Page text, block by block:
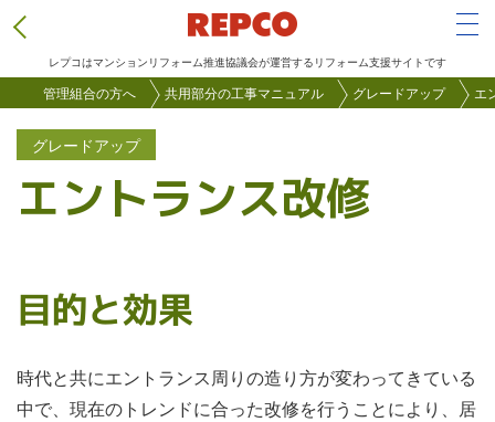
イ
ン
レプコはマンションリフォーム推進協議会が運営するリフォーム支援サイトです
管理組合の方へ 共用部分の工事マニュアル グレードアップ エ
グレードアップ
エントランス改修
目的と効果
時代と共にエントランス周りの造り方が変わってきている
中で、現在のトレンドに合った改修を行うことにより、居